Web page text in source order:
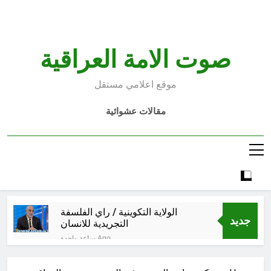
صوت الامة العراقية
موقع اعلامي مستقل
مقالات عشوائية
جديد
الولاية التكوينية / راي الفلسفة
التجريدية للانسان
ساعة واحدة Ago